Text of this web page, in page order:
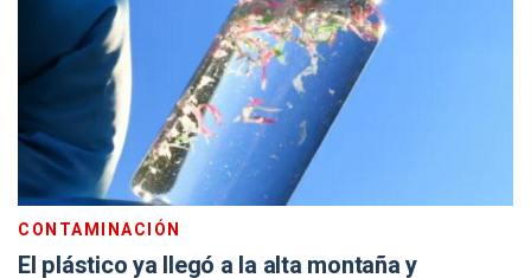
CONTAMINACIÓN
El plástico ya llegó a la alta montaña y